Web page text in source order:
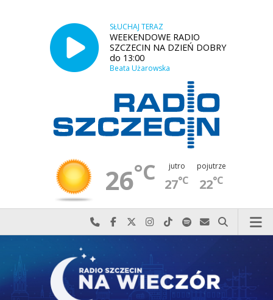
SŁUCHAJ TERAZ
WEEKENDOWE RADIO
SZCZECIN NA DZIEŃ DOBRY
do 13:00
Beata Użarowska
26°C jutro
27°C
pojutrze
22°C
Najlepiej po prostu do nas zadzwoń
Odwiedź nas na Facebook-u
Odwiedź nas na X
Odwiedź nas na Instagram-ie
Odwiedź nas na TikTok-u
Szukaj nas na Spotify
Wyślij do nas
Szukaj